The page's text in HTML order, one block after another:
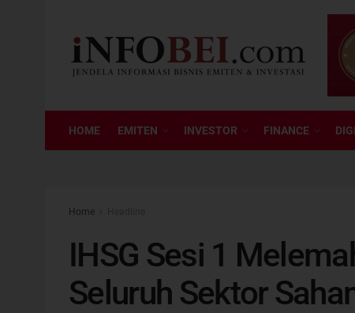
HOME EMITEN INVESTOR FINANCE
Home
IHSG Sesi 1
Seluruh Sektor